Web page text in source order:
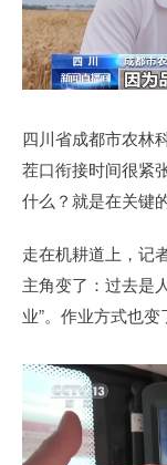
四川省成都市农林
茬口衔接时间很紧
什么？就是在关键
走在机耕道上，记
主角变了：过去是
业”。作业方式也变